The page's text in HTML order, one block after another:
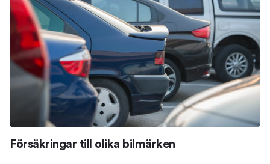
Försäkringar till olika bilmärken